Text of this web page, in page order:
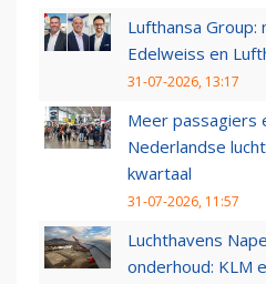
Lufthansa Group:
Edelweiss en
31-07-2026, 13:17
Meer passagiers
Nederlandse
kwartaal
31-07-2026, 11:57
Luchthavens
onderhoud: KLM